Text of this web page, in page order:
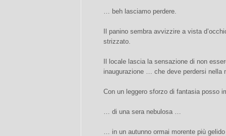
… beh lasciamo perdere.
Il panino sembra avvizzire a vista
strizzato.
Il locale lascia la sensazione di non
inaugurazione … che deve perdersi nella
Con un leggero sforzo di fantasia posso
… di una sera nebulosa …
… in un autunno ormai morente più